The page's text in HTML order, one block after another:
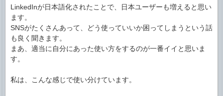
LinkedInが日本語化されたことで、日本ユーザーも増えると思い
ます。
SNSがたくさんあって、どう使っていいか困ってしまうという話
も良く聞きます。
まあ、適当に自分にあった使い方をするのが一番イイと思いま
す。
私は、こんな感じで使い分けています。